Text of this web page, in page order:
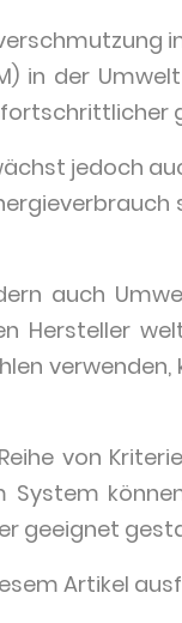
in der
jedoch
auch
Hersteller
verwenden,
von
geeignet
Artikel